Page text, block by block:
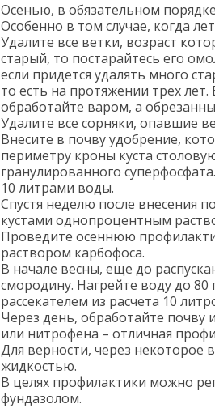
Осенью, в обязательном
Особенно в том случае, когда
Удалите все ветки, возраст
старый, то постарайтесь его
если придется удалять много
то есть на протяжении трех
обработайте варом, а
Удалите все сорняки, опавшие
Внесите в почву удобрение,
периметру кроны куста
гранулированного
10 литрами воды.
Спустя неделю после внесения
кустами однопроцентным
Проведите осеннюю
раствором карбофоса.
В начале весны, еще до
смородину. Нагрейте воду до 80
рассекателем из расчета 10
Через день, обработайте
или нитрофена – отличная
Для верности, через некоторое
жидкостью.
В целях профилактики можно
фундазолом.